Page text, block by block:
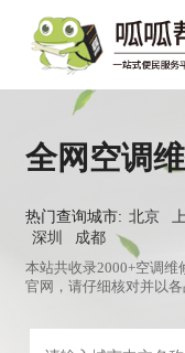
全网空调
热门查询城市: 北京
深圳
成都
本站共收录2000+空调
官网，请仔细核对并以